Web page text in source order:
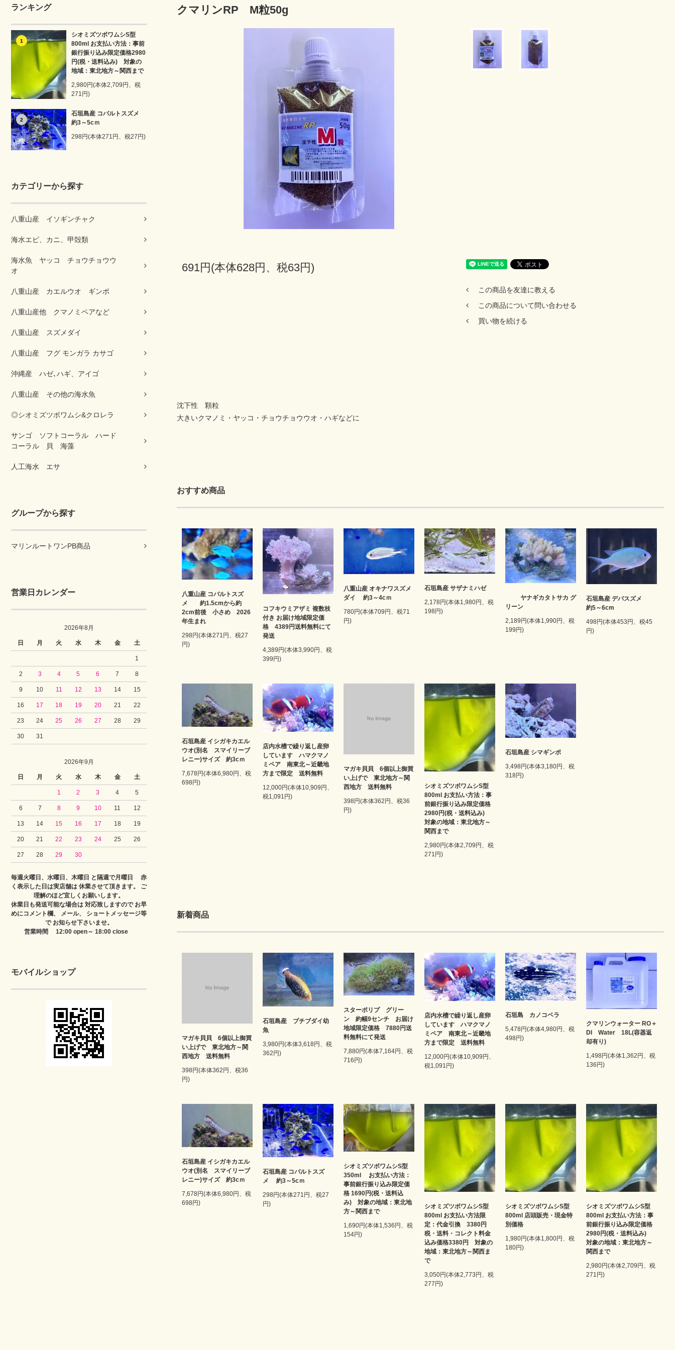
ランキング
1
シオミズツボワムシS型
800ml お支払い方法：事前
銀行振り込み限定価格2980
円(税・送料込み) 対象の
地域：東北地方～関西まで
2,980円(本体2,709円、税
271円)
2
石垣島産 コバルトスズメ
約3～5cｍ
298円(本体271円、税27円)
カテゴリーから探す
八重山産 イソギンチャク
海水エビ、カニ、甲殻類
海水魚 ヤッコ チョウチョウウ
オ
八重山産 カエルウオ ギンポ
八重山産他 クマノミペアなど
八重山産 スズメダイ
八重山産 フグ モンガラ カサゴ
沖縄産 ハゼ､ハギ、アイゴ
八重山産 その他の海水魚
◎シオミズツボワムシ&クロレラ
サンゴ ソフトコーラル ハード
コーラル 貝 海藻
人工海水 エサ
グループから探す
マリンルートワンPB商品
営業日カレンダー
2026年8月
日 月 火 水 木 金 土
1
2 3 4 5 6 7 8
9 10 11 12 13 14 15
16 17 18 19 20 21 22
23 24 25 26 27 28 29
30 31
2026年9月
日 月 火 水 木 金 土
1 2 3 4 5
6 7 8 9 10 11 12
13 14 15 16 17 18 19
20 21 22 23 24 25 26
27 28 29 30
毎週火曜日、水曜日、木曜日 と隔週で月曜日 赤
く表示した日は実店舗は 休業させて頂きます。 ご
理解のほど宜しくお願いします。
休業日も発送可能な場合は 対応致しますので お早
めにコメント欄、 メール、 ショートメッセージ等
で お知らせ下さいませ。
営業時間 12:00 open～ 18:00 close
モバイルショップ
クマリンRP M粒50g
691円(本体628円、税63円)
この商品を友達に教える
この商品について問い合わせる
買い物を続ける
沈下性 顆粒
大きいクマノミ・ヤッコ・チョウチョウウオ・ハギなどに
おすすめ商品
八重山産 コバルトスズ
メ 約1.5cmから約
2cm前後 小さめ 2026
年生まれ
298円(本体271円、税27
円)
コフキウミアザミ 複数枝
付き お届け地域限定価
格 4389円送料無料にて
発送
4,389円(本体3,990円、税
399円)
八重山産 オキナワスズメ
ダイ 約3～4cｍ
780円(本体709円、税71
円)
石垣島産 サザナミハゼ
2,178円(本体1,980円、税
198円)
ヤナギカタトサカ グ
リーン
2,189円(本体1,990円、税
199円)
石垣島産 デバスズメ
約5～6cm
498円(本体453円、税45
円)
石垣島産 イシガキカエル
ウオ(別名 スマイリーブ
レニー)サイズ 約3cｍ
7,678円(本体6,980円、税
698円)
店内水槽で繰り返し産卵
しています ハマクマノ
ミペア 南東北～近畿地
方まで限定 送料無料
12,000円(本体10,909円、
税1,091円)
マガキ貝貝 6個以上御買
い上げで 東北地方～関
西地方 送料無料
398円(本体362円、税36
円)
シオミズツボワムシS型
800ml お支払い方法：事
前銀行振り込み限定価格
2980円(税・送料込み)
対象の地域：東北地方～
関西まで
2,980円(本体2,709円、税
271円)
石垣島産 シマギンポ
3,498円(本体3,180円、税
318円)
新着商品
マガキ貝貝 6個以上御買
い上げで 東北地方～関
西地方 送料無料
398円(本体362円、税36
円)
石垣島産 ブチブダイ幼
魚
3,980円(本体3,618円、税
362円)
スターポリプ グリー
ン 約幅9センチ お届け
地域限定価格 7880円送
料無料にて発送
7,880円(本体7,164円、税
716円)
店内水槽で繰り返し産卵
しています ハマクマノ
ミペア 南東北～近畿地
方まで限定 送料無料
12,000円(本体10,909円、
税1,091円)
石垣島 カノコベラ
5,478円(本体4,980円、税
498円)
クマリンウォーター RO＋
DI Water 18L(容器返
却有り)
1,498円(本体1,362円、税
136円)
石垣島産 イシガキカエル
ウオ(別名 スマイリーブ
レニー)サイズ 約3cｍ
7,678円(本体6,980円、税
698円)
石垣島産 コバルトスズ
メ 約3～5cｍ
298円(本体271円、税27
円)
シオミズツボワムシS型
350ml お支払い方法：
事前銀行振り込み限定価
格 1690円(税・送料込
み) 対象の地域：東北地
方～関西まで
1,690円(本体1,536円、税
154円)
シオミズツボワムシS型
800ml お支払い方法限
定：代金引換 3380円
税・送料・コレクト料金
込み価格3380円 対象の
地域：東北地方～関西ま
で
3,050円(本体2,773円、税
277円)
シオミズツボワムシS型
800ml 店頭販売・現金特
別価格
1,980円(本体1,800円、税
180円)
シオミズツボワムシS型
800ml お支払い方法：事
前銀行振り込み限定価格
2980円(税・送料込み)
対象の地域：東北地方～
関西まで
2,980円(本体2,709円、税
271円)